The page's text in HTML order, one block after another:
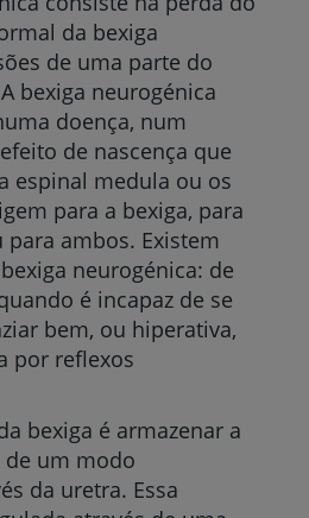
da bexiga
de uma parte do
bexiga neurogénica
doença, num
de nascença que
espinal medula ou os
para a bexiga, para
ambos. Existem
neurogénica: de
é incapaz de se
bem, ou hiperativa,
por reflexos
bexiga é armazenar a
um modo
da uretra. Essa